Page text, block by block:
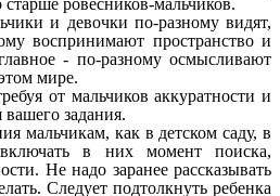
ровесников-мальчиков.
и девочки по-разному видят,
воспринимают пространство и
- по-разному осмысливают
мире.
от мальчиков аккуратности и
задания.
мальчикам, как в детском саду, в
в них момент поиска,
Не надо заранее рассказывать
Следует подтолкнуть ребенка